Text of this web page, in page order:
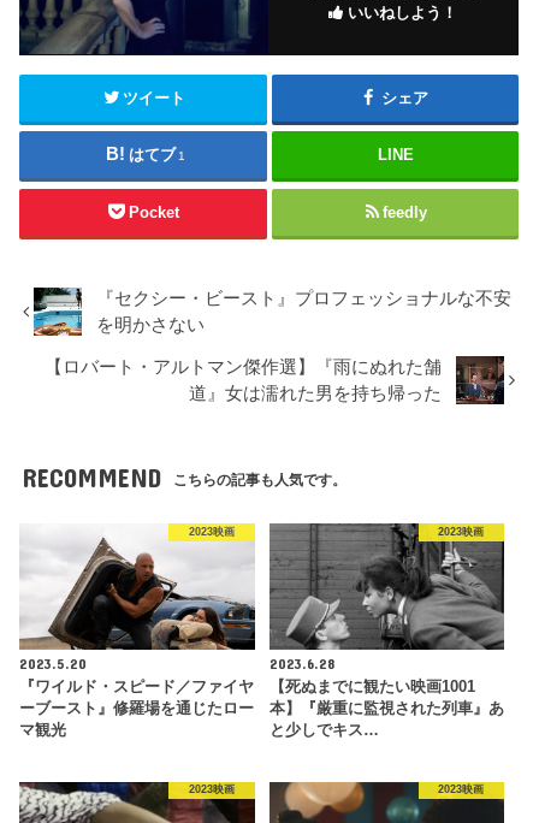
いいねしよう！
ツイート シェア
はてブ 1 LINE
Pocket feedly
『セクシー・ビースト』プロフェッショナルな不安
を明かさない
【ロバート・アルトマン傑作選】『雨にぬれた舗
道』女は濡れた男を持ち帰った
RECOMMEND こちらの記事も人気です。
2023映画
2023.5.20
『ワイルド・スピード／ファイヤ
ーブースト』修羅場を通じたロー
マ観光
2023映画
2023.6.28
【死ぬまでに観たい映画1001
本】『厳重に監視された列車』あ
と少しでキス…
2023映画 2023映画